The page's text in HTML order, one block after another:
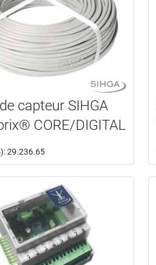
capteur SIHGA
CORE/DIGITAL
29.236.65